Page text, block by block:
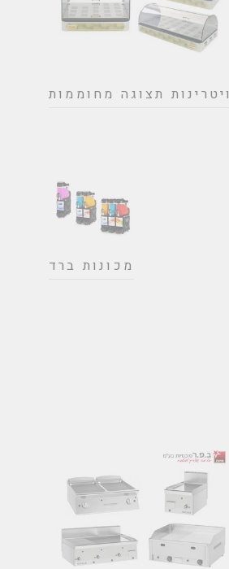
ויטרינות תצוגה מחוממות
מכונות ברד